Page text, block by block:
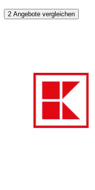
2 Angebote vergleichen